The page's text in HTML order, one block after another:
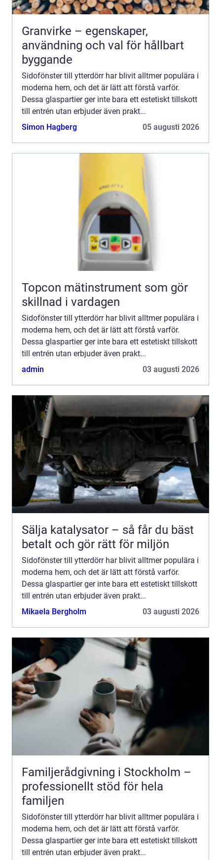
Granvirke – egenskaper,
användning och val för hållbart
byggande
Sidofönster till ytterdörr har blivit alltmer populära i
moderna hem, och det är lätt att förstå varför.
Dessa glaspartier ger inte bara ett estetiskt tillskott
till entrén utan erbjuder även prakt...
Simon Hagberg
05 augusti 2026
Topcon mätinstrument som gör
skillnad i vardagen
Sidofönster till ytterdörr har blivit alltmer populära i
moderna hem, och det är lätt att förstå varför.
Dessa glaspartier ger inte bara ett estetiskt tillskott
till entrén utan erbjuder även prakt...
admin
03 augusti 2026
Sälja katalysator – så får du bäst
betalt och gör rätt för miljön
Sidofönster till ytterdörr har blivit alltmer populära i
moderna hem, och det är lätt att förstå varför.
Dessa glaspartier ger inte bara ett estetiskt tillskott
till entrén utan erbjuder även prakt...
Mikaela Bergholm
03 augusti 2026
Familjerådgivning i Stockholm –
professionellt stöd för hela
familjen
Sidofönster till ytterdörr har blivit alltmer populära i
moderna hem, och det är lätt att förstå varför.
Dessa glaspartier ger inte bara ett estetiskt tillskott
till entrén utan erbjuder även prakt...